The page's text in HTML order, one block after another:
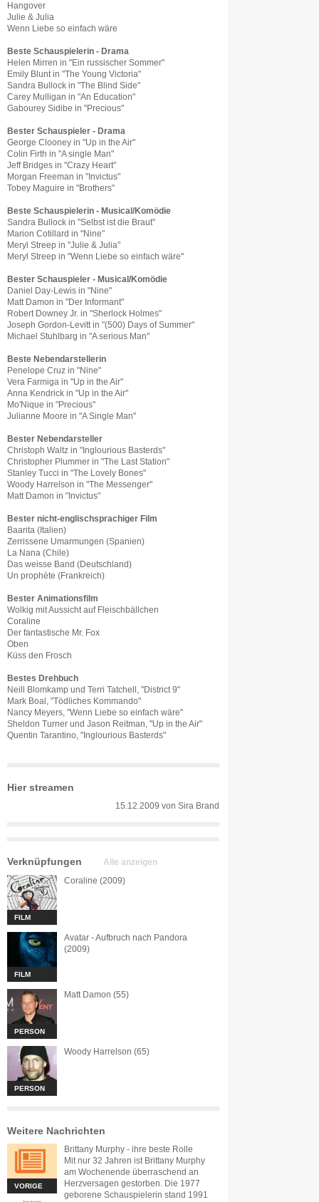
Hangover
Julie & Julia
Wenn Liebe so einfach wäre
Beste Schauspielerin - Drama
Helen Mirren in "Ein russischer Sommer"
Emily Blunt in "The Young Victoria"
Sandra Bullock in "The Blind Side"
Carey Mulligan in "An Education"
Gabourey Sidibe in "Precious"
Bester Schauspieler - Drama
George Clooney in "Up in the Air"
Colin Firth in "A single Man"
Jeff Bridges in "Crazy Heart"
Morgan Freeman in "Invictus"
Tobey Maguire in "Brothers"
Beste Schauspielerin - Musical/Komödie
Sandra Bullock in "Selbst ist die Braut"
Marion Cotillard in "Nine"
Meryl Streep in "Julie & Julia"
Meryl Streep in "Wenn Liebe so einfach wäre"
Bester Schauspieler - Musical/Komödie
Daniel Day-Lewis in "Nine"
Matt Damon in "Der Informant"
Robert Downey Jr. in "Sherlock Holmes"
Joseph Gordon-Levitt in "(500) Days of Summer"
Michael Stuhlbarg in "A serious Man"
Beste Nebendarstellerin
Penelope Cruz in "Nine"
Vera Farmiga in "Up in the Air"
Anna Kendrick in "Up in the Air"
Mo'Nique in "Precious"
Julianne Moore in "A Single Man"
Bester Nebendarsteller
Christoph Waltz in "Inglourious Basterds"
Christopher Plummer in "The Last Station"
Stanley Tucci in "The Lovely Bones"
Woody Harrelson in "The Messenger"
Matt Damon in "Invictus"
Bester nicht-englischsprachiger Film
Baarita (Italien)
Zerrissene Umarmungen (Spanien)
La Nana (Chile)
Das weisse Band (Deutschland)
Un prophète (Frankreich)
Bester Animationsfilm
Wolkig mit Aussicht auf Fleischbällchen
Coraline
Der fantastische Mr. Fox
Oben
Küss den Frosch
Bestes Drehbuch
Neill Blomkamp und Terri Tatchell, "District 9"
Mark Boal, "Tödliches Kommando"
Nancy Meyers, "Wenn Liebe so einfach wäre"
Sheldon Turner und Jason Reitman, "Up in the Air"
Quentin Tarantino, "Inglourious Basterds"
Hier streamen
15.12.2009 von Sira Brand
Verknüpfungen Alle anzeigen
FILM
Coraline (2009)
FILM
Avatar - Aufbruch nach Pandora
(2009)
PERSON
Matt Damon (55)
PERSON
Woody Harrelson (65)
Weitere Nachrichten
VORIGE
Brittany Murphy - ihre beste Rolle
Mit nur 32 Jahren ist Brittany Murphy
am Wochenende überraschend an
Herzversagen gestorben. Die 1977
geborene Schauspielerin stand 1991